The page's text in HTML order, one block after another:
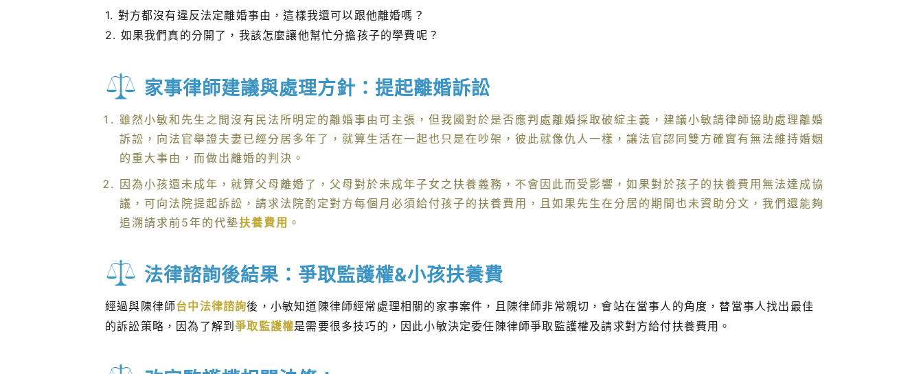
1. 對方都沒有違反法定離婚事由，這樣我還可以跟他離婚嗎？
2. 如果我們真的分開了，我該怎麼讓他幫忙分擔孩子的學費呢？
家事律師建議與處理方針：提起離婚訴訟
雖然小敏和先生之間沒有民法所明定的離婚事由可主張，但我國對於是否應判處離婚採取破綻主義，建議小敏請律師協助處理離婚
訴訟，向法官舉證夫妻已經分居多年了，就算生活在一起也只是在吵架，彼此就像仇人一樣，讓法官認同雙方確實有無法維持婚姻
的重大事由，而做出離婚的判決。
因為小孩還未成年，就算父母離婚了，父母對於未成年子女之扶養義務，不會因此而受影響，如果對於孩子的扶養費用無法達成協
議，可向法院提起訴訟，請求法院酌定對方每個月必須給付孩子的扶養費用，且如果先生在分居的期間也未資助分文，我們還能夠
追溯請求前5年的代墊扶養費用 。
法律諮詢後結果：爭取監護權&小孩扶養費
經過與陳律師台中法律諮詢後，小敏知道陳律師經常處理相關的家事案件，且陳律師非常親切，會站在當事人的角度，替當事人找出最佳
的訴訟策略，因為了解到爭取監護權是需要很多技巧的，因此小敏決定委任陳律師爭取監護權及請求對方給付扶養費用。